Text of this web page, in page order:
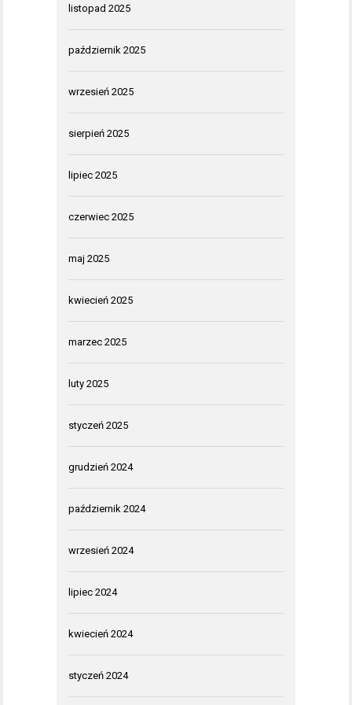
listopad 2025
październik 2025
wrzesień 2025
sierpień 2025
lipiec 2025
czerwiec 2025
maj 2025
kwiecień 2025
marzec 2025
luty 2025
styczeń 2025
grudzień 2024
październik 2024
wrzesień 2024
lipiec 2024
kwiecień 2024
styczeń 2024